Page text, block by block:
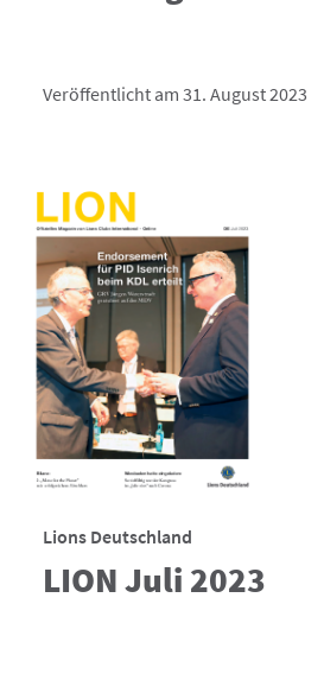
Veröffentlicht am 31. August 2023
Lions Deutschland
LION Juli 2023